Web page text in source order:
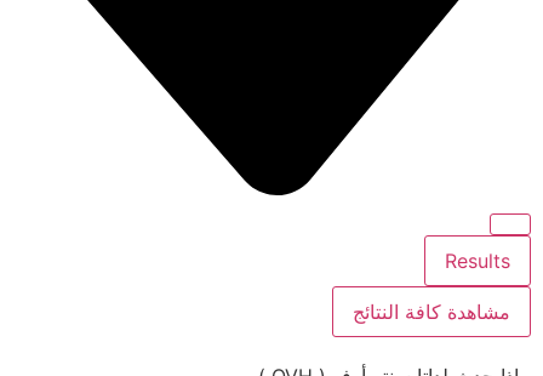
Results
مشاهدة كافة النتائج